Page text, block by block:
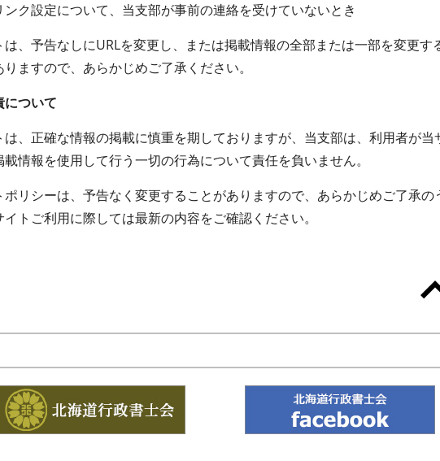
ンク設定について、当支部が事前の連絡を受けていないとき
は、予告なしにURLを変更し、または掲載情報の全部または一部を変更す
りますので、あらかじめご了承ください。
について
は、正確な情報の掲載に慎重を期しておりますが、当支部は、利用者が当
載情報を使用して行う一切の行為について責任を負いません。
ポリシーは、予告なく変更することがありますので、あらかじめご了承の
イトご利用に際しては最新の内容をご確認ください。